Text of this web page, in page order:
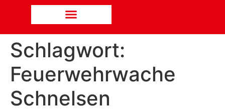
Schlagwort:
Feuerwehrwache
Schnelsen